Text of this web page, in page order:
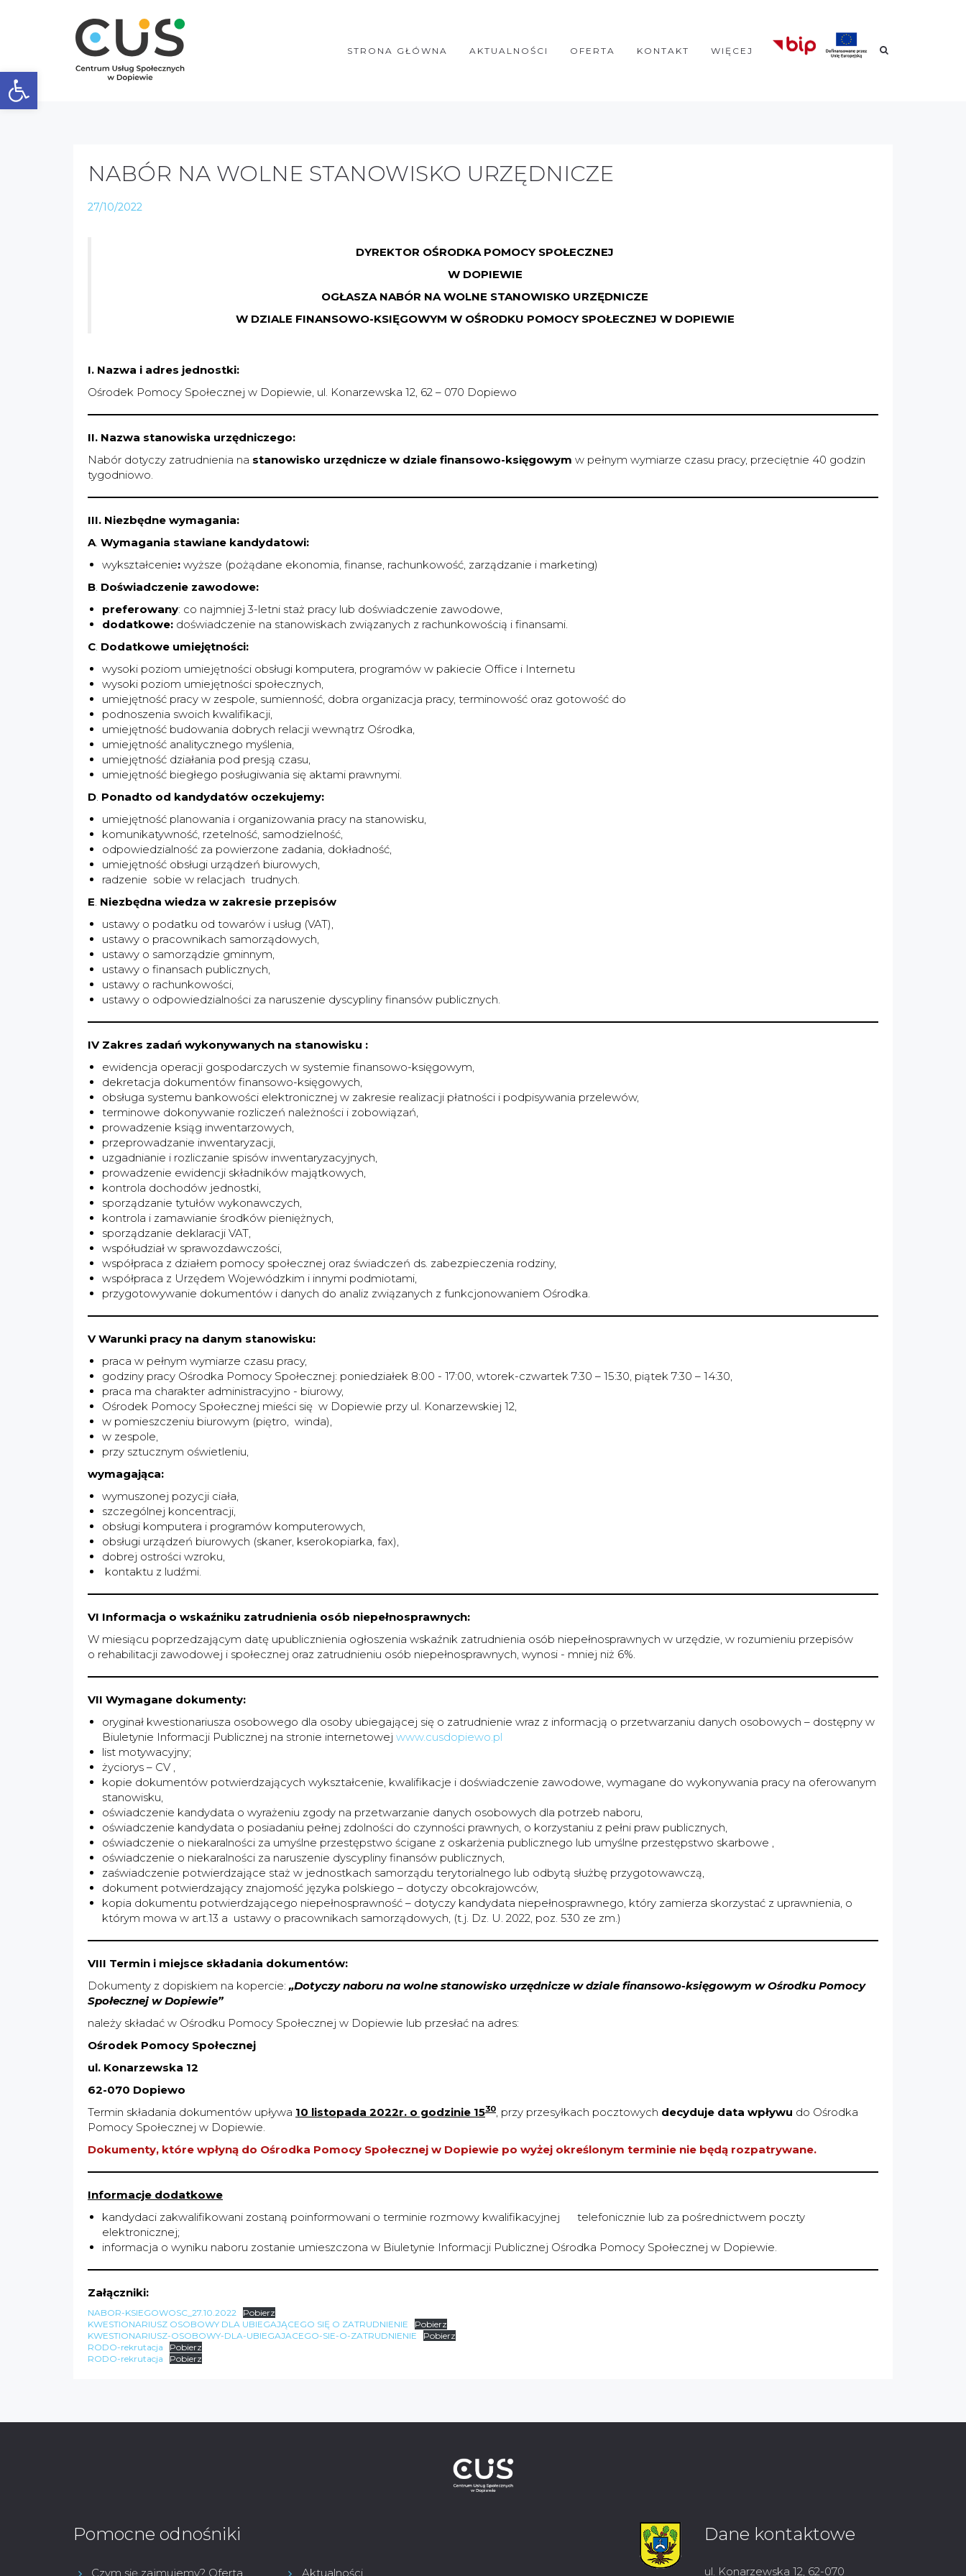
Otwórz pasek narzędzi
STRONA GŁÓWNA AKTUALNOŚCI OFERTA KONTAKT WIĘCEJ
NABÓR NA WOLNE STANOWISKO URZĘDNICZE
27/10/2022
DYREKTOR OŚRODKA POMOCY SPOŁECZNEJ
W DOPIEWIE
OGŁASZA NABÓR NA WOLNE STANOWISKO URZĘDNICZE
W DZIALE FINANSOWO-KSIĘGOWYM W OŚRODKU POMOCY SPOŁECZNEJ W DOPIEWIE
I. Nazwa i adres jednostki:
Ośrodek Pomocy Społecznej w Dopiewie, ul. Konarzewska 12, 62 – 070 Dopiewo
II. Nazwa stanowiska urzędniczego:
Nabór dotyczy zatrudnienia na stanowisko urzędnicze w dziale finansowo-księgowym w pełnym wymiarze czasu pracy, przeciętnie 40 godzin
tygodniowo.
III. Niezbędne wymagania:
A. Wymagania stawiane kandydatowi:
wykształcenie: wyższe (pożądane ekonomia, finanse, rachunkowość, zarządzanie i marketing)
B. Doświadczenie zawodowe:
preferowany: co najmniej 3-letni staż pracy lub doświadczenie zawodowe,
dodatkowe: doświadczenie na stanowiskach związanych z rachunkowością i finansami.
C. Dodatkowe umiejętności:
wysoki poziom umiejętności obsługi komputera, programów w pakiecie Office i Internetu
wysoki poziom umiejętności społecznych,
umiejętność pracy w zespole, sumienność, dobra organizacja pracy, terminowość oraz gotowość do
podnoszenia swoich kwalifikacji,
umiejętność budowania dobrych relacji wewnątrz Ośrodka,
umiejętność analitycznego myślenia,
umiejętność działania pod presją czasu,
umiejętność biegłego posługiwania się aktami prawnymi.
D. Ponadto od kandydatów oczekujemy:
umiejętność planowania i organizowania pracy na stanowisku,
komunikatywność, rzetelność, samodzielność,
odpowiedzialność za powierzone zadania, dokładność,
umiejętność obsługi urządzeń biurowych,
radzenie sobie w relacjach trudnych.
E. Niezbędna wiedza w zakresie przepisów
ustawy o podatku od towarów i usług (VAT),
ustawy o pracownikach samorządowych,
ustawy o samorządzie gminnym,
ustawy o finansach publicznych,
ustawy o rachunkowości,
ustawy o odpowiedzialności za naruszenie dyscypliny finansów publicznych.
IV Zakres zadań wykonywanych na stanowisku :
ewidencja operacji gospodarczych w systemie finansowo-księgowym,
dekretacja dokumentów finansowo-księgowych,
obsługa systemu bankowości elektronicznej w zakresie realizacji płatności i podpisywania przelewów,
terminowe dokonywanie rozliczeń należności i zobowiązań,
prowadzenie ksiąg inwentarzowych,
przeprowadzanie inwentaryzacji,
uzgadnianie i rozliczanie spisów inwentaryzacyjnych,
prowadzenie ewidencji składników majątkowych,
kontrola dochodów jednostki,
sporządzanie tytułów wykonawczych,
kontrola i zamawianie środków pieniężnych,
sporządzanie deklaracji VAT,
współudział w sprawozdawczości,
współpraca z działem pomocy społecznej oraz świadczeń ds. zabezpieczenia rodziny,
współpraca z Urzędem Wojewódzkim i innymi podmiotami,
przygotowywanie dokumentów i danych do analiz związanych z funkcjonowaniem Ośrodka.
V Warunki pracy na danym stanowisku:
praca w pełnym wymiarze czasu pracy,
godziny pracy Ośrodka Pomocy Społecznej: poniedziałek 8:00 - 17:00, wtorek-czwartek 7:30 – 15:30, piątek 7:30 – 14:30,
praca ma charakter administracyjno - biurowy,
Ośrodek Pomocy Społecznej mieści się w Dopiewie przy ul. Konarzewskiej 12,
w pomieszczeniu biurowym (piętro, winda),
w zespole,
przy sztucznym oświetleniu,
wymagająca:
wymuszonej pozycji ciała,
szczególnej koncentracji,
obsługi komputera i programów komputerowych,
obsługi urządzeń biurowych (skaner, kserokopiarka, fax),
dobrej ostrości wzroku,
kontaktu z ludźmi.
VI Informacja o wskaźniku zatrudnienia osób niepełnosprawnych:
W miesiącu poprzedzającym datę upublicznienia ogłoszenia wskaźnik zatrudnienia osób niepełnosprawnych w urzędzie, w rozumieniu przepisów
o rehabilitacji zawodowej i społecznej oraz zatrudnieniu osób niepełnosprawnych, wynosi - mniej niż 6%.
VII Wymagane dokumenty:
oryginał kwestionariusza osobowego dla osoby ubiegającej się o zatrudnienie wraz z informacją o przetwarzaniu danych osobowych – dostępny w
Biuletynie Informacji Publicznej na stronie internetowej www.cusdopiewo.pl
list motywacyjny;
życiorys – CV ,
kopie dokumentów potwierdzających wykształcenie, kwalifikacje i doświadczenie zawodowe, wymagane do wykonywania pracy na oferowanym
stanowisku,
oświadczenie kandydata o wyrażeniu zgody na przetwarzanie danych osobowych dla potrzeb naboru,
oświadczenie kandydata o posiadaniu pełnej zdolności do czynności prawnych, o korzystaniu z pełni praw publicznych,
oświadczenie o niekaralności za umyślne przestępstwo ścigane z oskarżenia publicznego lub umyślne przestępstwo skarbowe ,
oświadczenie o niekaralności za naruszenie dyscypliny finansów publicznych,
zaświadczenie potwierdzające staż w jednostkach samorządu terytorialnego lub odbytą służbę przygotowawczą,
dokument potwierdzający znajomość języka polskiego – dotyczy obcokrajowców,
kopia dokumentu potwierdzającego niepełnosprawność – dotyczy kandydata niepełnosprawnego, który zamierza skorzystać z uprawnienia, o
którym mowa w art.13 a ustawy o pracownikach samorządowych, (t.j. Dz. U. 2022, poz. 530 ze zm.)
VIII Termin i miejsce składania dokumentów:
Dokumenty z dopiskiem na kopercie: „Dotyczy naboru na wolne stanowisko urzędnicze w dziale finansowo-księgowym w Ośrodku Pomocy
Społecznej w Dopiewie”
należy składać w Ośrodku Pomocy Społecznej w Dopiewie lub przesłać na adres:
Ośrodek Pomocy Społecznej
ul. Konarzewska 12
62-070 Dopiewo
Termin składania dokumentów upływa 10 listopada 2022r. o godzinie 1530, przy przesyłkach pocztowych decyduje data wpływu do Ośrodka
Pomocy Społecznej w Dopiewie.
Dokumenty, które wpłyną do Ośrodka Pomocy Społecznej w Dopiewie po wyżej określonym terminie nie będą rozpatrywane.
Informacje dodatkowe
kandydaci zakwalifikowani zostaną poinformowani o terminie rozmowy kwalifikacyjnej telefonicznie lub za pośrednictwem poczty
elektronicznej;
informacja o wyniku naboru zostanie umieszczona w Biuletynie Informacji Publicznej Ośrodka Pomocy Społecznej w Dopiewie.
Załączniki:
NABOR-KSIEGOWOSC_27.10.2022
Pobierz
KWESTIONARIUSZ OSOBOWY DLA UBIEGAJĄCEGO SIĘ O ZATRUDNIENIE
Pobierz
KWESTIONARIUSZ-OSOBOWY-DLA-UBIEGAJACEGO-SIE-O-ZATRUDNIENIE
Pobierz
RODO-rekrutacja
Pobierz
RODO-rekrutacja
Pobierz
Pomocne odnośniki
Czym się zajmujemy? Oferta Aktualności
Dane kontaktowe
ul. Konarzewska 12, 62-070